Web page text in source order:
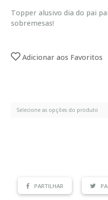
Topper alusivo dia do pai
sobremesas!
Adicionar aos Favoritos
PARTILHAR